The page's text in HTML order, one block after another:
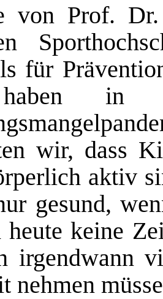
von Prof.
für
in
wir, dass
aktiv
gesund,
heute keine
irgendwann
nehmen